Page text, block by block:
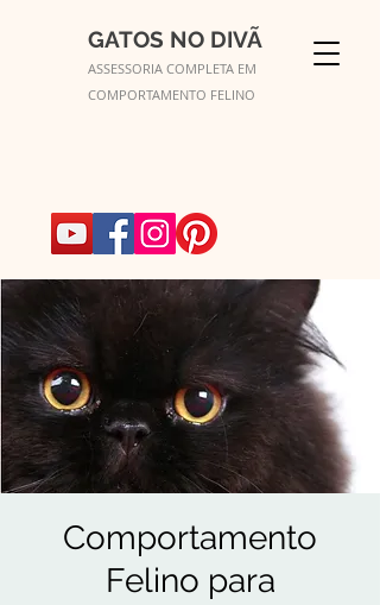
GATOS NO DIVÃ
ASSESSORIA COMPLETA EM
COMPORTAMENTO FELINO
Comportamento
Felino para